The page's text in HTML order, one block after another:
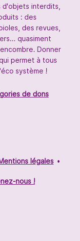
interdits,
: des
des revues,
quasiment
Donner
permet à tous
système !
de dons
légales
nous !